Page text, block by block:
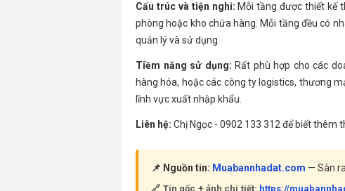
Cấu trúc và tiện nghi: Mỗi tầng được thiết kế
phòng hoặc kho chứa hàng. Mỗi tầng đều có
quản lý và sử dụng.
Tiềm năng sử dụng: Rất phù hợp cho các
hàng hóa, hoặc các công ty logistics, thương
lĩnh vực xuất nhập khẩu.
Liên hệ: Chị Ngọc - 0902 133 312 để biết thêm
📌 Nguồn tin: Muabannhadat.com — Sàn
🔗 Tin gốc + ảnh chi tiết: https://